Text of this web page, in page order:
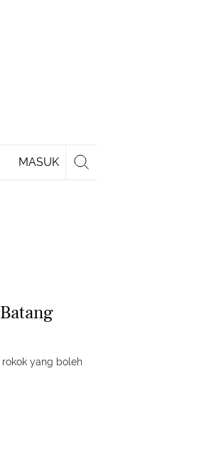
MASUK
yang boleh